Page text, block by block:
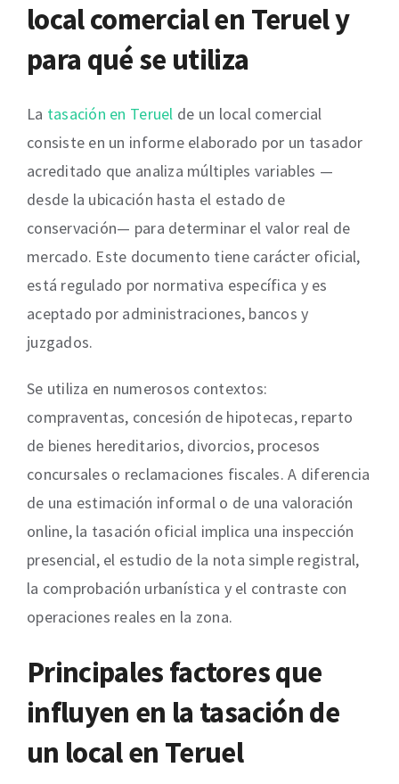
local comercial en Teruel y
para qué se utiliza
La tasación en Teruel de un local comercial
consiste en un informe elaborado por un tasador
acreditado que analiza múltiples variables —
desde la ubicación hasta el estado de
conservación— para determinar el valor real de
mercado. Este documento tiene carácter oficial,
está regulado por normativa específica y es
aceptado por administraciones, bancos y
juzgados.
Se utiliza en numerosos contextos:
compraventas, concesión de hipotecas, reparto
de bienes hereditarios, divorcios, procesos
concursales o reclamaciones fiscales. A diferencia
de una estimación informal o de una valoración
online, la tasación oficial implica una inspección
presencial, el estudio de la nota simple registral,
la comprobación urbanística y el contraste con
operaciones reales en la zona.
Principales factores que
influyen en la tasación de
un local en Teruel